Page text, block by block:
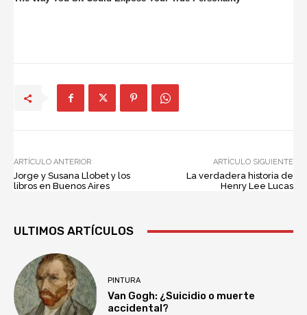
ARTÍCULO ANTERIOR
Jorge y Susana Llobet y los
libros en Buenos Aires
ARTÍCULO SIGUIENTE
La verdadera historia de
Henry Lee Lucas
ULTIMOS ARTÍCULOS
PINTURA
Van Gogh: ¿Suicidio o muerte
accidental?